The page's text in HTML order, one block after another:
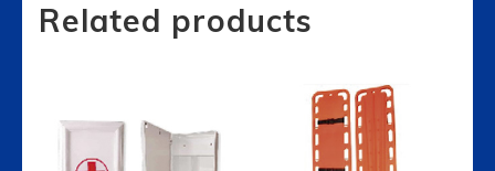
Related products